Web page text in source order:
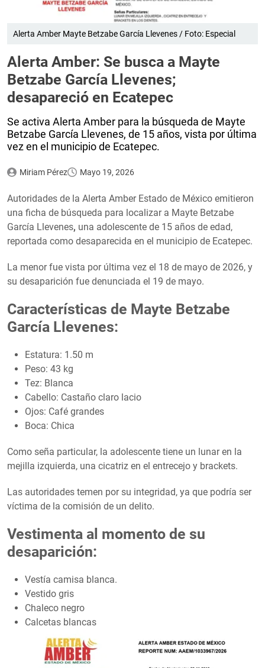
Alerta Amber Mayte Betzabe García Llevenes / Foto: Especial
Alerta Amber: Se busca a Mayte
Betzabe García Llevenes;
desapareció en Ecatepec
Se activa Alerta Amber para la búsqueda de Mayte
Betzabe García Llevenes, de 15 años, vista por última
vez en el municipio de Ecatepec.
Miriam Pérez Mayo 19, 2026
Autoridades de la Alerta Amber Estado de México emitieron
una ficha de búsqueda para localizar a Mayte Betzabe
García Llevenes, una adolescente de 15 años de edad,
reportada como desaparecida en el municipio de Ecatepec.
La menor fue vista por última vez el 18 de mayo de 2026, y
su desaparición fue denunciada el 19 de mayo.
Características de Mayte Betzabe
García Llevenes:
Estatura: 1.50 m
Peso: 43 kg
Tez: Blanca
Cabello: Castaño claro lacio
Ojos: Café grandes
Boca: Chica
Como seña particular, la adolescente tiene un lunar en la
mejilla izquierda, una cicatriz en el entrecejo y brackets.
Las autoridades temen por su integridad, ya que podría ser
víctima de la comisión de un delito.
Vestimenta al momento de su
desaparición:
Vestía camisa blanca.
Vestido gris
Chaleco negro
Calcetas blancas